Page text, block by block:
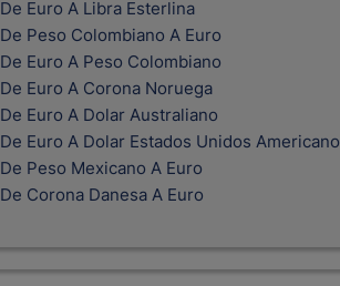
De Euro A Libra Esterlina
De Peso Colombiano A Euro
De Euro A Peso Colombiano
De Euro A Corona Noruega
De Euro A Dolar Australiano
De Euro A Dolar Estados Unidos Americano
De Peso Mexicano A Euro
De Corona Danesa A Euro